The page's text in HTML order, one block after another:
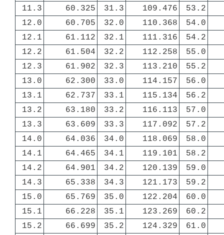
11.3
60.325 31.3 109.476
53.2
12.0
60.705 32.0 110.368
54.0
12.1
61.112 32.1 111.316
54.2
12.2
61.504 32.2 112.258
55.0
12.3
61.902 32.3 113.210
55.2
13.0
62.300 33.0 114.157
56.0
13.1
62.737 33.1 115.134
56.2
13.2
63.180 33.2 116.113
57.0
13.3
63.609 33.3 117.092
57.2
14.0
64.036 34.0 118.069
58.0
14.1
64.465 34.1 119.101
58.2
14.2
64.901 34.2 120.139
59.0
14.3
65.338 34.3 121.173
59.2
15.0
65.769 35.0 122.204
60.0
15.1
66.228 35.1 123.269
60.2
15.2
66.699 35.2 124.329
61.0